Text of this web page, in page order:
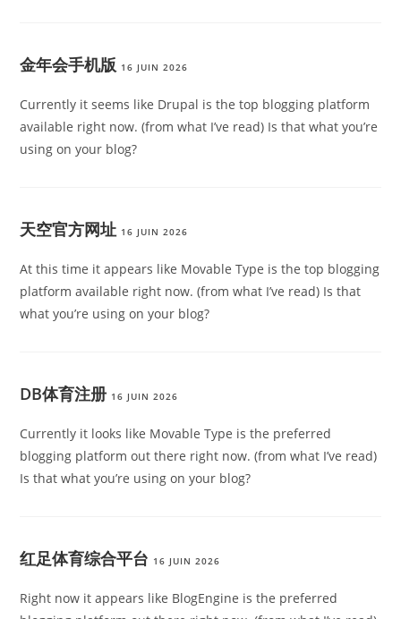
金年会手机版 16 JUIN 2026
Currently it seems like Drupal is the top blogging platform
available right now. (from what I’ve read) Is that what you’re
using on your blog?
天空官方网址 16 JUIN 2026
At this time it appears like Movable Type is the top blogging
platform available right now. (from what I’ve read) Is that
what you’re using on your blog?
DB体育注册 16 JUIN 2026
Currently it looks like Movable Type is the preferred
blogging platform out there right now. (from what I’ve read)
Is that what you’re using on your blog?
红足体育综合平台 16 JUIN 2026
Right now it appears like BlogEngine is the preferred